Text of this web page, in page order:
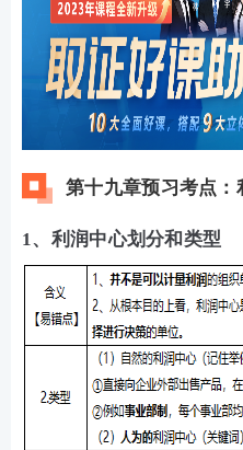
第十九章预习考点：
1、利润中心划分和类型